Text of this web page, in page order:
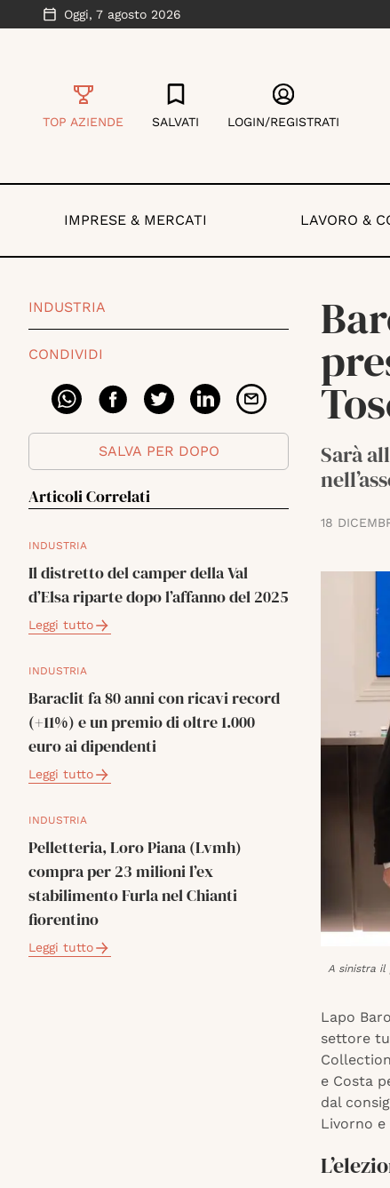
Oggi, 7 agosto 2026
TOP AZIENDE SALVATI LOGIN/REGISTRATI
IMPRESE & MERCATI LAVORO &
INDUSTRIA
CONDIVIDI
SALVA PER DOPO
Articoli Correlati
INDUSTRIA
Il distretto del camper della Val
d’Elsa riparte dopo l’affanno del 2025
Leggi tutto
INDUSTRIA
Baraclit fa 80 anni con ricavi record
(+11%) e un premio di oltre 1.000
euro ai dipendenti
Leggi tutto
INDUSTRIA
Pelletteria, Loro Piana (Lvmh)
compra per 23 milioni l’ex
stabilimento Furla nel Chianti
fiorentino
Leggi tutto
Sarà
18
A sinistra il
Lapo
settore
e Costa
dal
Livorno e